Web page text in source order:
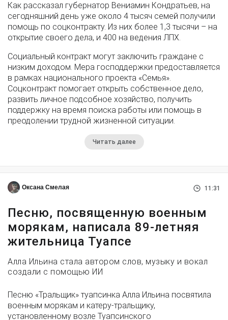
Как рассказал губернатор Вениамин Кондратьев, на
сегодняшний день уже около 4 тысяч семей получили
помощь по соцконтракту. Из них более 1,3 тысячи – на
открытие своего дела, и 400 на ведения ЛПХ.
Социальный контракт могут заключить граждане с
низким доходом. Мера господдержки предоставляется
в рамках национального проекта «Семья».
Соцконтракт помогает открыть собственное дело,
развить личное подсобное хозяйство, получить
поддержку на время поиска работы или помощь в
преодолении трудной жизненной ситуации.
Читать далее
Оксана Смелая 11:31
Песню, посвященную военным
морякам, написала 89-летняя
жительница Туапсе
Алла Ильина стала автором слов, музыку и вокал
создали с помощью ИИ
Песню «Тральщик» туапсинка Алла Ильина посвятила
военным морякам и катеру-тральщику,
установленному возле Туапсинского